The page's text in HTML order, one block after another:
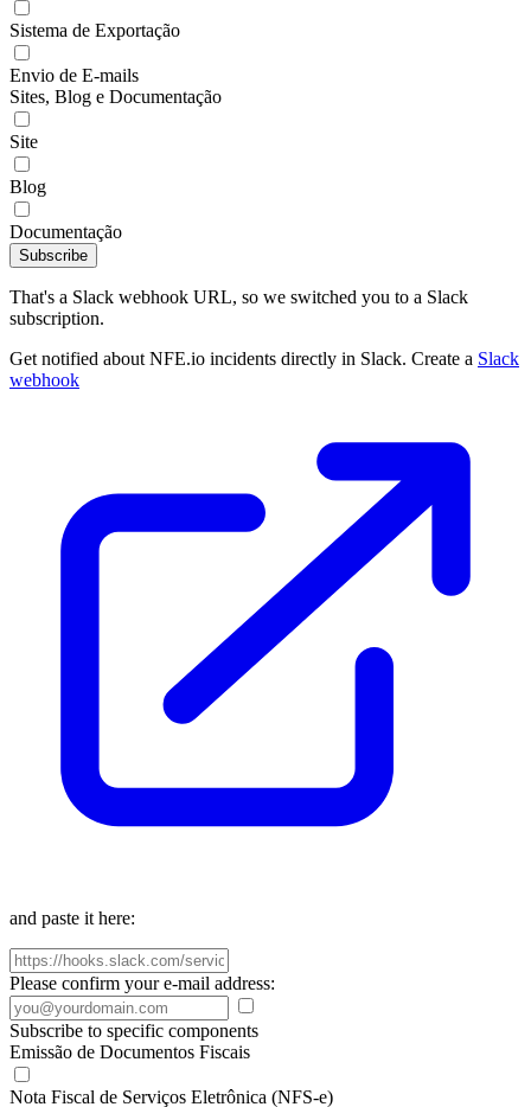
Sistema de Exportação
Envio de E-mails
Sites, Blog e Documentação
Site
Blog
Documentação
Subscribe
That's a Slack webhook URL, so we switched you to a Slack
subscription.
Get notified about NFE.io incidents directly in Slack. Create a Slack
webhook
and paste it here:
Please confirm your e-mail address:
Subscribe to specific components
Emissão de Documentos Fiscais
Nota Fiscal de Serviços Eletrônica (NFS-e)